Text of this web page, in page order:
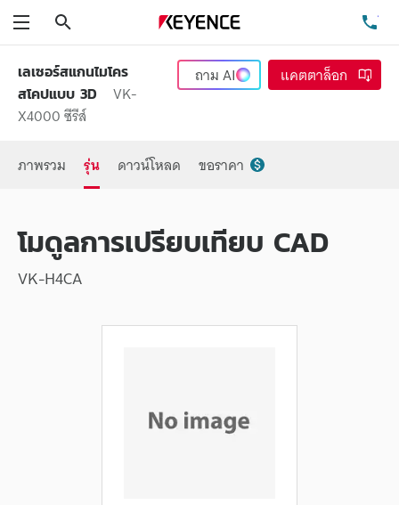
เลเซอร์สแกนไมโคร
สโคปแบบ 3D
VK-
X4000 ซีรีส์
ถามAI แคตตาล็อก
ภาพรวม รุ่น ดาวน์โหลด ขอราคา
โมดูลการเปรียบเทียบ CAD
VK-H4CA